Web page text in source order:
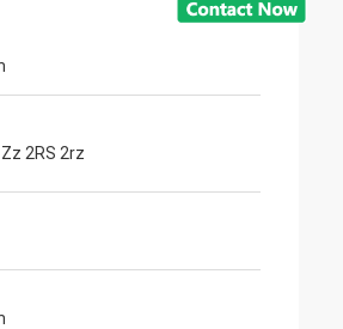
2RS 2rz